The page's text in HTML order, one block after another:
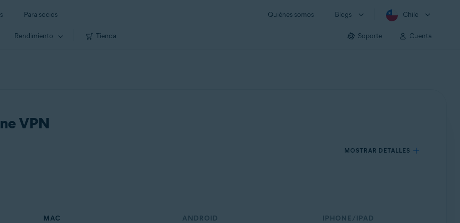
Para socios Quiénes somos Blogs Chile
Rendimiento Tienda Soporte Cuenta
VPN
MOSTRAR DETALLES
MAC ANDROID IPHONE/IPAD